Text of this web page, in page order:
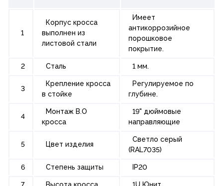
1
Корпус кросса
выполнен из
листовой стали
Имеет
антикоррозийное
порошковое
покрытие.
2 Сталь 1 мм.
3
Крепление кросса
в стойке
Регулируемое по
глубине.
4
Монтаж В.О
кросса
19" дюймовые
направляющие
5 Цвет изделия
Светло серый
(RAL7035)
6 Степень защиты IP20